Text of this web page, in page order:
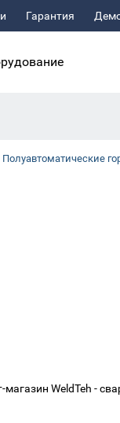
Гарантия
Полуавтоматические